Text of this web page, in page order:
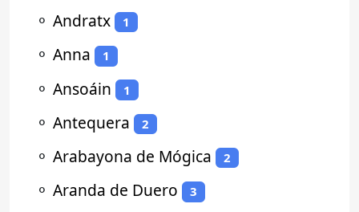
⚬ Andratx 1
⚬ Anna 1
⚬ Ansoáin 1
⚬ Antequera 2
⚬ Arabayona de Mógica 2
⚬ Aranda de Duero 3